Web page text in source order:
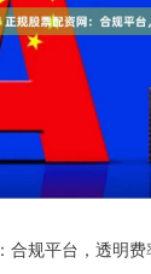
合规平台，透明